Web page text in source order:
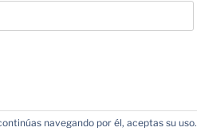
navegando por él, aceptas su uso.